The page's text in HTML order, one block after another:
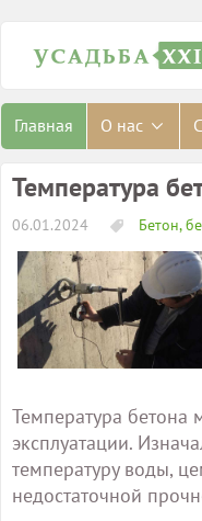
Главная О нас
Температура
06.01.2024 Бетон,
Температура бетона
эксплуатации.
температуру воды,
недостаточной